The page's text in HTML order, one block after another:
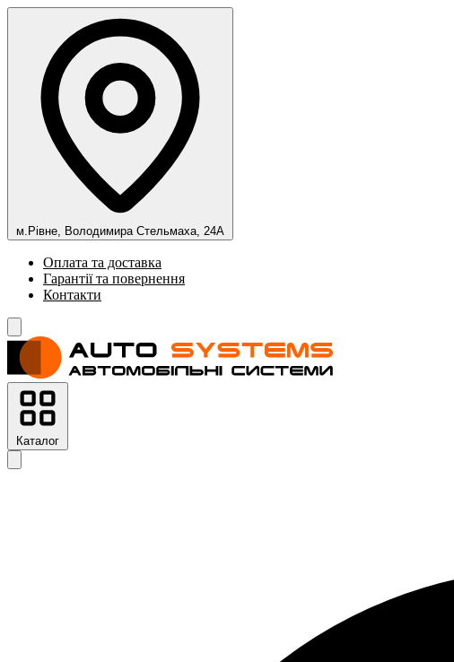
м.Рівне, Володимира Стельмаха, 24А
Оплата та доставка
Гарантії та повернення
Контакти
Каталог